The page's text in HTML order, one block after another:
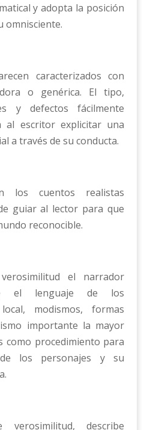
y adopta la posición
omnisciente.
caracterizados con
o genérica. El tipo,
y defectos fácilmente
al escritor explicitar una
a través de su conducta.
los cuentos realistas
guiar al lector para que
reconocible.
el narrador
el lenguaje de los
modismos, formas
importante la mayor
como procedimiento para
los personajes y su
describe